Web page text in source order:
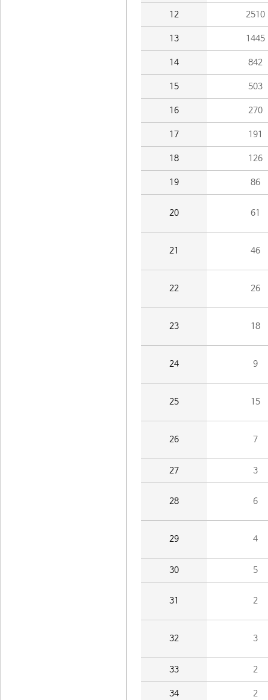
12 2510
13 1445
14 842
15 503
16 270
17 191
18 126
19 86
20 61
21 46
22 26
23 18
24 9
25 15
26 7
27 3
28 6
29 4
30 5
31 2
32 3
33 2
34 2